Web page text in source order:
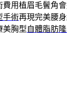
費用植眉毛鬢角
手術再現完美腰
美胸型自體脂肪